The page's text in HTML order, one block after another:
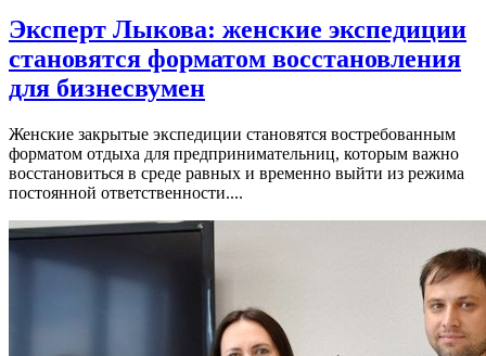
Эксперт Лыкова: женские экспедиции
становятся форматом восстановления
для бизнесвумен
Женские закрытые экспедиции становятся востребованным
форматом отдыха для предпринимательниц, которым важно
восстановиться в среде равных и временно выйти из режима
постоянной ответственности....